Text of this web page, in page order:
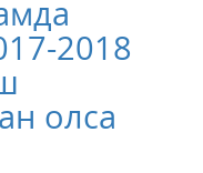
2018
олса